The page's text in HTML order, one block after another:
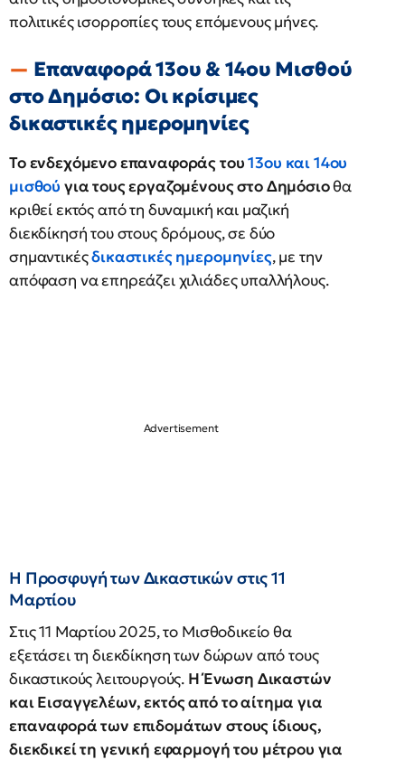
πολιτικές ισορροπίες τους επόμενους μήνες.
Επαναφορά 13ου & 14ου Μισθού
στο Δημόσιο: Οι κρίσιμες
δικαστικές ημερομηνίες
Το ενδεχόμενο επαναφοράς του13ου και 14ου
μισθού για τους εργαζομένους στο Δημόσιοθα
κριθεί εκτός από τη δυναμική και μαζική
διεκδίκησή του στους δρόμους, σε δύο
σημαντικέςδικαστικές ημερομηνίες, με την
απόφαση να επηρεάζει χιλιάδες υπαλλήλους.
Η Προσφυγή των Δικαστικών στις 11
Μαρτίου
Στις 11 Μαρτίου 2025, το Μισθοδικείο θα
εξετάσει τη διεκδίκηση των δώρων από τους
δικαστικούς λειτουργούς. Η Ένωση Δικαστών
και Εισαγγελέων, εκτός από το αίτημα για
επαναφορά των επιδομάτων στους ίδιους,
διεκδικεί τη γενική εφαρμογή του μέτρου για